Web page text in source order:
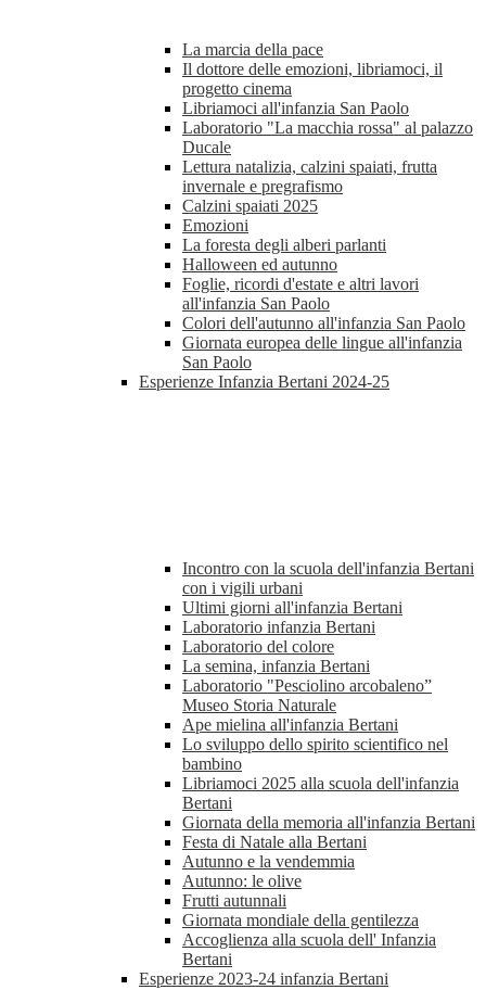
La marcia della pace
Il dottore delle emozioni, libriamoci, il
progetto cinema
Libriamoci all'infanzia San Paolo
Laboratorio "La macchia rossa" al palazzo
Ducale
Lettura natalizia, calzini spaiati, frutta
invernale e pregrafismo
Calzini spaiati 2025
Emozioni
La foresta degli alberi parlanti
Halloween ed autunno
Foglie, ricordi d'estate e altri lavori
all'infanzia San Paolo
Colori dell'autunno all'infanzia San Paolo
Giornata europea delle lingue all'infanzia
San Paolo
Esperienze Infanzia Bertani 2024-25
Incontro con la scuola dell'infanzia Bertani
con i vigili urbani
Ultimi giorni all'infanzia Bertani
Laboratorio infanzia Bertani
Laboratorio del colore
La semina, infanzia Bertani
Laboratorio "Pesciolino arcobaleno”
Museo Storia Naturale
Ape mielina all'infanzia Bertani
Lo sviluppo dello spirito scientifico nel
bambino
Libriamoci 2025 alla scuola dell'infanzia
Bertani
Giornata della memoria all'infanzia Bertani
Festa di Natale alla Bertani
Autunno e la vendemmia
Autunno: le olive
Frutti autunnali
Giornata mondiale della gentilezza
Accoglienza alla scuola dell' Infanzia
Bertani
Esperienze 2023-24 infanzia Bertani